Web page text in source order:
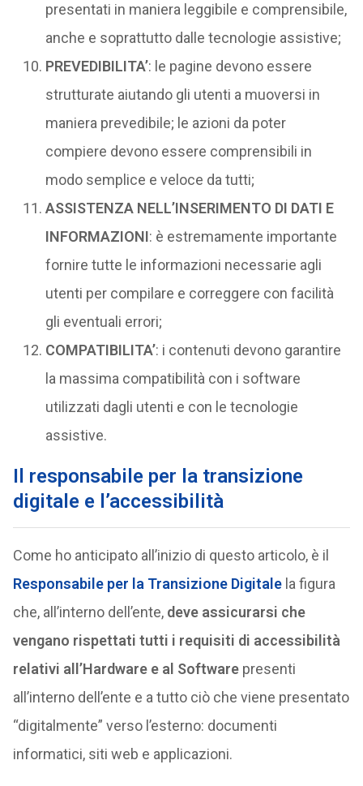
presentati in maniera leggibile e comprensibile,
anche e soprattutto dalle tecnologie assistive;
PREVEDIBILITA’: le pagine devono essere
strutturate aiutando gli utenti a muoversi in
maniera prevedibile; le azioni da poter
compiere devono essere comprensibili in
modo semplice e veloce da tutti;
ASSISTENZA NELL’INSERIMENTO DI DATI E
INFORMAZIONI: è estremamente importante
fornire tutte le informazioni necessarie agli
utenti per compilare e correggere con facilità
gli eventuali errori;
COMPATIBILITA’: i contenuti devono garantire
la massima compatibilità con i software
utilizzati dagli utenti e con le tecnologie
assistive.
Il responsabile per la transizione
digitale e l’accessibilità
Come ho anticipato all’inizio di questo articolo, è il
Responsabile per la Transizione Digitalela figura
che, all’interno dell’ente, deve assicurarsi che
vengano rispettati tutti i requisiti di accessibilità
relativi all’Hardware e al Softwarepresenti
all’interno dell’ente e a tutto ciò che viene presentato
“digitalmente” verso l’esterno: documenti
informatici, siti web e applicazioni.